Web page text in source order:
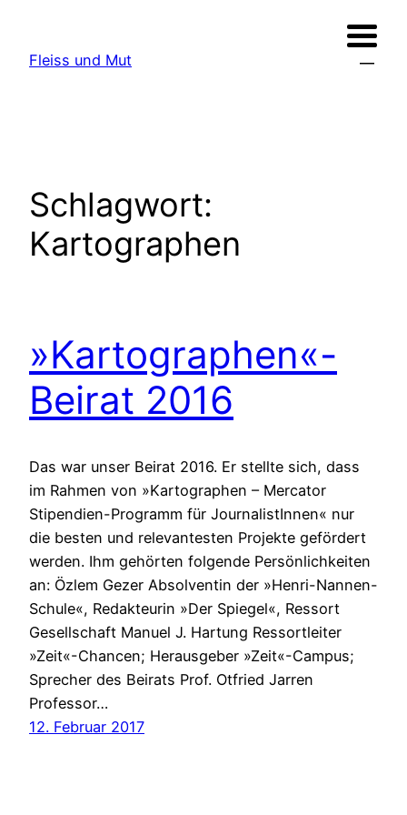
springen
Fleiss und Mut
Schlagwort:
Kartographen
»Kartographen«-
Beirat 2016
Das war unser Beirat 2016. Er stellte sich, dass
im Rahmen von »Kartographen – Mercator
Stipendien-Programm für JournalistInnen« nur
die besten und relevantesten Projekte gefördert
werden. Ihm gehörten folgende Persönlichkeiten
an: Özlem Gezer Absolventin der »Henri-Nannen-
Schule«, Redakteurin »Der Spiegel«, Ressort
Gesellschaft Manuel J. Hartung Ressortleiter
»Zeit«-Chancen; Herausgeber »Zeit«-Campus;
Sprecher des Beirats Prof. Otfried Jarren
Professor…
12. Februar 2017